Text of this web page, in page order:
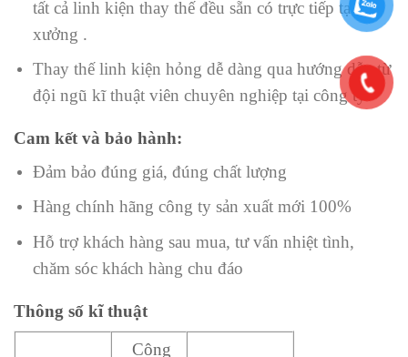
tất cả linh kiện thay thế đều sẵn có trực tiếp tại
xưởng .
Thay thế linh kiện hỏng dễ dàng qua hướng dẫn từ
đội ngũ kĩ thuật viên chuyên nghiệp tại công ty
Cam kết và bảo hành:
Đảm bảo đúng giá, đúng chất lượng
Hàng chính hãng công ty sản xuất mới 100%
Hỗ trợ khách hàng sau mua, tư vấn nhiệt tình,
chăm sóc khách hàng chu đáo
Thông số kĩ thuật
Công